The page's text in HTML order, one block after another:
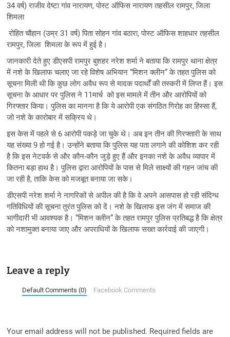
34 वर्ष) राजीव देष्टा गांव नारायण, पोस्ट ऑफिस नारायण तहसील रामपुर, जिला
शिमला
रोहित चौहान (उम्र 31 वर्ष) पिता सोहन गांव बठारा, पोस्ट ऑफिस शाहधार तहसील
रामपुर, जिला शिमला के रूप में हुई है।
जानकारी देते हुए डीएसपी रामपुर बुशहर नरेश शर्मा ने बताया कि रामपुर थाना क्षेत्र
में नशे के खिलाफ चलाए जा रहे विशेष अभियान “मिशन क्लीन” के तहत पुलिस को
सूचना मिली थी कि कुछ लोग अवैध रूप से मादक पदार्थों की तस्करी में लिप्त हैं। इस
सूचना के आधार पर पुलिस ने 11मार्च को इस मामले में तीन और आरोपियों को
गिरफ्तार किया। पुलिस का मानना है कि ये आरोपी एक संगठित गिरोह का हिस्सा हैं,
जो नशे के कारोबार में सक्रिय थे।
इस केस में पहले से 6 आरोपी पकड़े जा चुके थे। अब इन तीन की गिरफ्तारी के साथ
यह संख्या 9 हो गई है। उन्होंने बताया कि पुलिस यह पता लगाने की कोशिश कर रही
है कि इस नेटवर्क से और कौन-कौन जुड़े हुए हैं और इनका नशे के अवैध व्यापार में
कितना बड़ा हाथ है। पुलिस द्वारा आरोपियों के पास से मिले साक्ष्यों की गहन जांच की
जा रही है, ताकि केस को मजबूत बनाया जा सके।
डीएसपी नरेश शर्मा ने नागरिकों से अपील की है कि वे अपने आसपास हो रही संदिग्ध
गतिविधियों की सूचना तुरंत पुलिस को दें। नशे के खिलाफ इस जंग में समाज की
भागीदारी भी आवश्यक है। “मिशन क्लीन” के तहत रामपुर पुलिस प्रतिबद्ध है कि क्षेत्र
को नशामुक्त बनाया जाए और अपराधियों के खिलाफ सख्त कार्रवाई की जाएगी।
Leave a reply
Default Comments (0) Facebook Comments
Your email address will not be published. Required fields are